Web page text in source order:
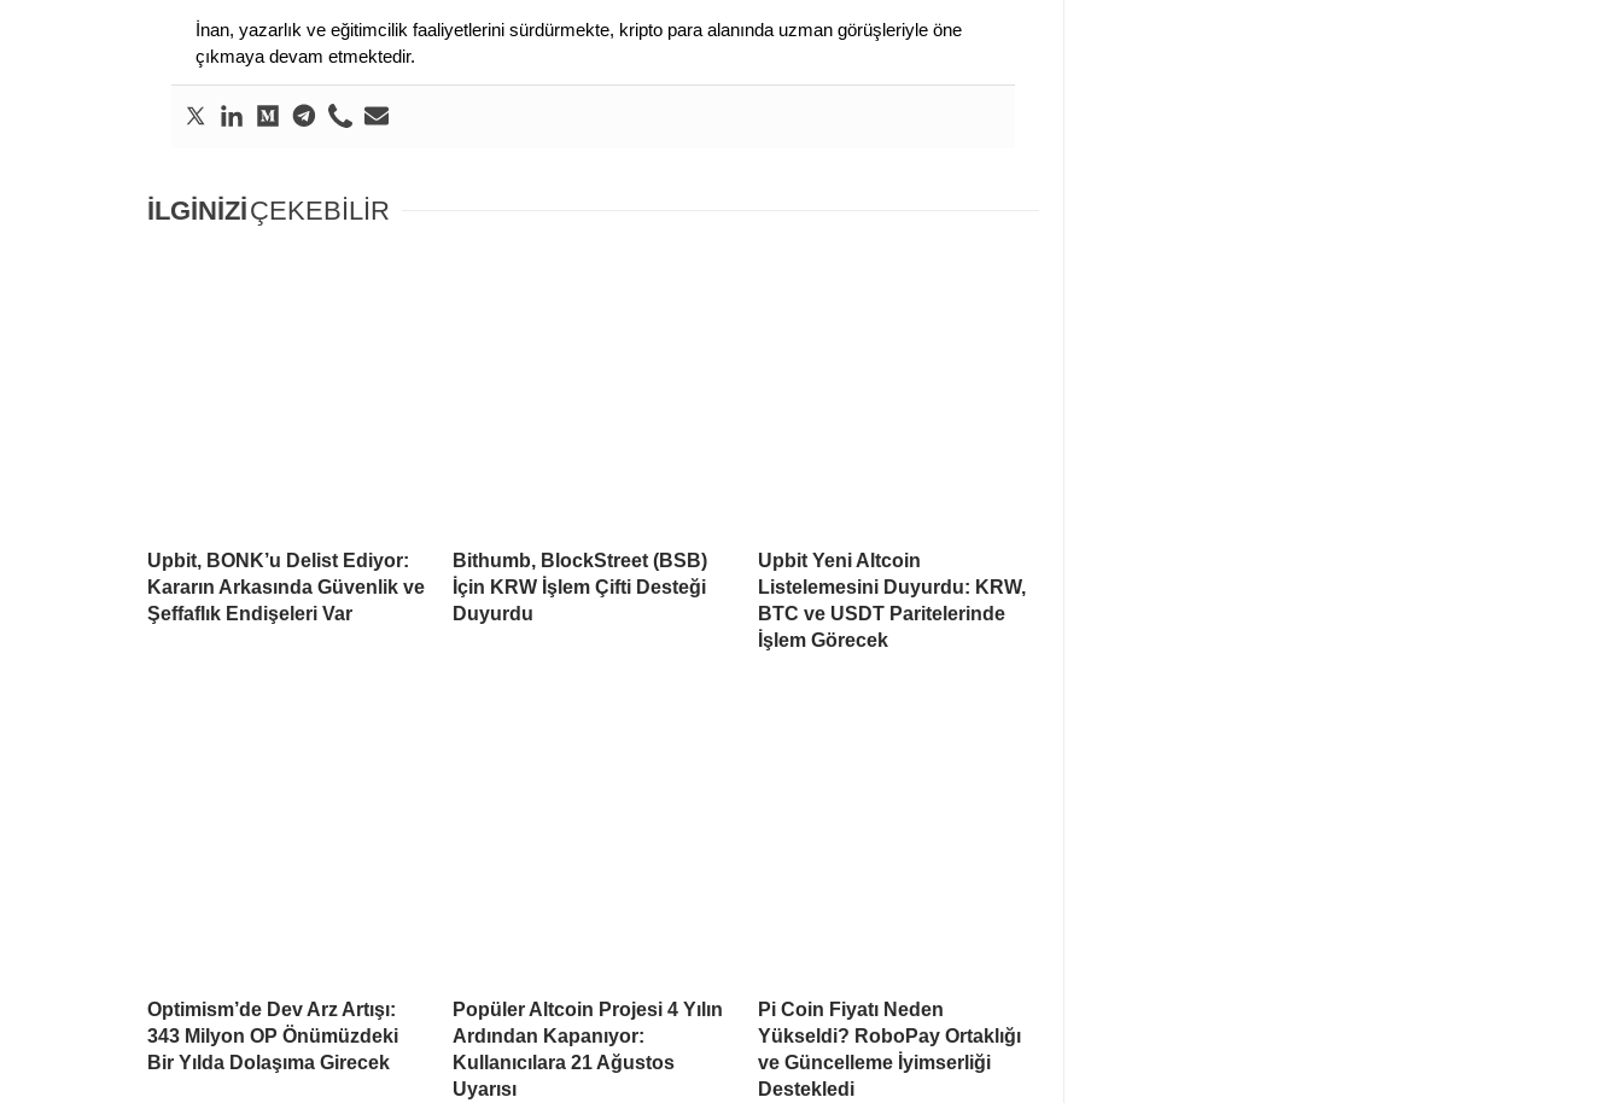
İnan, yazarlık ve eğitimcilik faaliyetlerini sürdürmekte, kripto para alanında uzman görüşleriyle öne
çıkmaya devam etmektedir.
İLGİNİZİÇEKEBİLİR
Upbit, BONK’u Delist Ediyor:
Kararın Arkasında Güvenlik ve
Şeffaflık Endişeleri Var
Bithumb, BlockStreet (BSB)
İçin KRW İşlem Çifti Desteği
Duyurdu
Upbit Yeni Altcoin
Listelemesini Duyurdu: KRW,
BTC ve USDT Paritelerinde
İşlem Görecek
Optimism’de Dev Arz Artışı:
343 Milyon OP Önümüzdeki
Bir Yılda Dolaşıma Girecek
Popüler Altcoin Projesi 4 Yılın
Ardından Kapanıyor:
Kullanıcılara 21 Ağustos
Uyarısı
Pi Coin Fiyatı Neden
Yükseldi? RoboPay Ortaklığı
ve Güncelleme İyimserliği
Destekledi